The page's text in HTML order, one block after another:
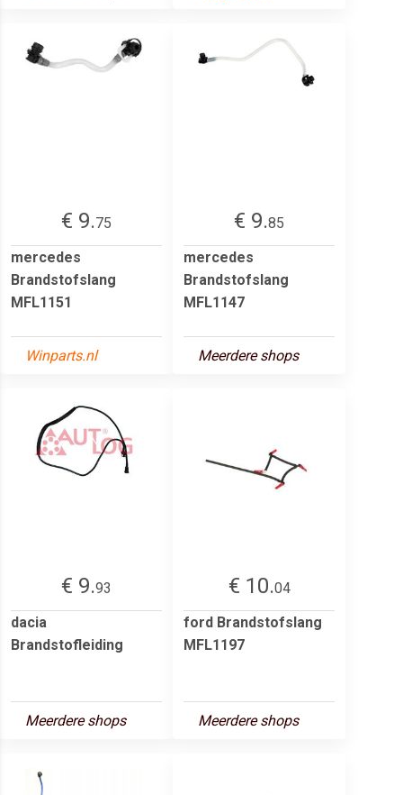
€ 9.75
mercedes
Brandstofslang
MFL1151
Winparts.nl
€ 9.85
mercedes
Brandstofslang
MFL1147
Meerdere shops
€ 9.93
dacia
Brandstofleiding
Meerdere shops
€ 10.04
ford Brandstofslang
MFL1197
Meerdere shops